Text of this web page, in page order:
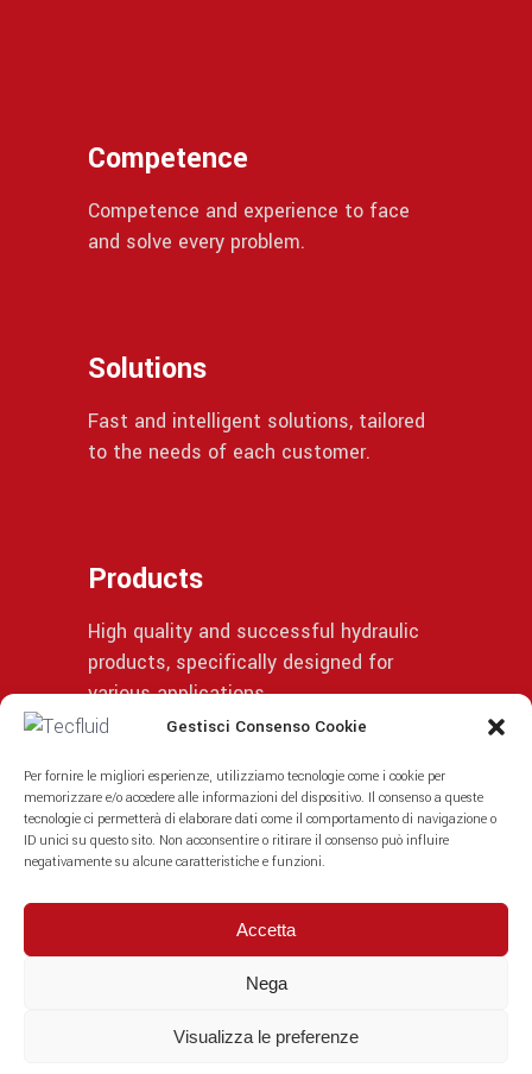
Gestisci Consenso Cookie
Per fornire le migliori esperienze, utilizziamo tecnologie come i cookie per
memorizzare e/o accedere alle informazioni del dispositivo. Il consenso a queste
tecnologie ci permetterà di elaborare dati come il comportamento di navigazione o
ID unici su questo sito. Non acconsentire o ritirare il consenso può influire
negativamente su alcune caratteristiche e funzioni.
Accetta
Nega
Visualizza le preferenze
Competence
Competence and experience to face
and solve every problem.
Solutions
Fast and intelligent solutions, tailored
to the needs of each customer.
Products
High quality and successful hydraulic
products, specifically designed for
various applications.
© | Privacy Policy
Fiscal code/VAT identification number: IT